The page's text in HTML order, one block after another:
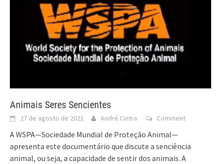
Animais Seres Sencientes
27 de agosto de 2021 André Cintra Comment
A WSPA—Sociedade Mundial de Proteção Animal—
apresenta este documentário que discute a senciência
animal, ou seja, a capacidade de sentir dos animais. A